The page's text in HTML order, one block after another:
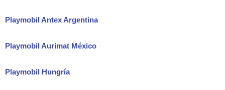
Playmobil Antex Argentina
Playmobil Aurimat México
Playmobil Hungría